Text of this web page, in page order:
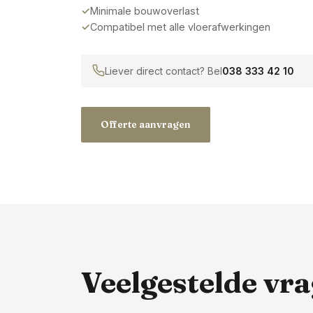
Minimale bouwoverlast
Compatibel met alle vloerafwerkingen
Liever direct contact? Bel038 333 42 10
Offerte aanvragen
Veelgestelde